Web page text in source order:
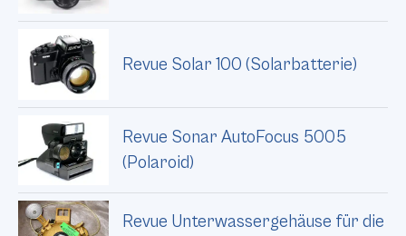
Revue Solar 100 (Solarbatterie)
Revue Sonar AutoFocus 5005
(Polaroid)
Revue Unterwassergehäuse für die